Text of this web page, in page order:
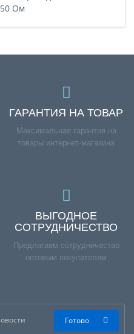
Ом
ГАРАНТИЯ НА ТОВАР
Максимальная гарантия на
товары интернет-магазина
ВЫГОДНОЕ
СОТРУДНИЧЕСТВО
Предлагаем сотрудничество
оптовым покупателям
Готово